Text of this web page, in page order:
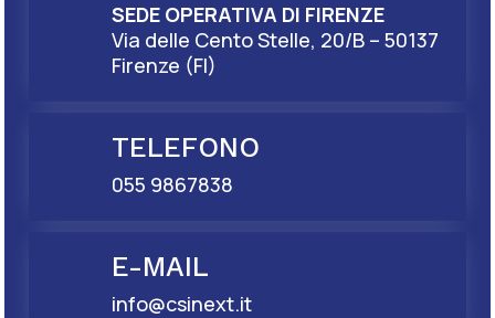
SEDE OPERATIVA DI FIRENZE
Via delle Cento Stelle, 20/B – 50137
Firenze (FI)
TELEFONO
055 9867838
E-MAIL
info@csinext.it